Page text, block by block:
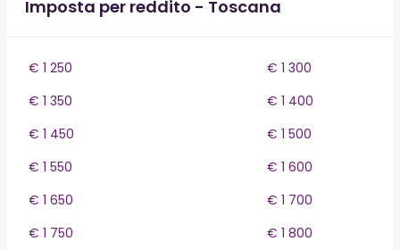
Imposta per reddito - Toscana
€ 1 250
€ 1 300
€ 1 350
€ 1 400
€ 1 450
€ 1 500
€ 1 550
€ 1 600
€ 1 650
€ 1 700
€ 1 750
€ 1 800